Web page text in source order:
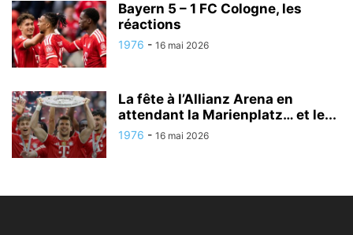
Bayern 5 – 1 FC Cologne, les
réactions
1976 - 16 mai 2026
La fête à l’Allianz Arena en
attendant la Marienplatz… et le...
1976 - 16 mai 2026